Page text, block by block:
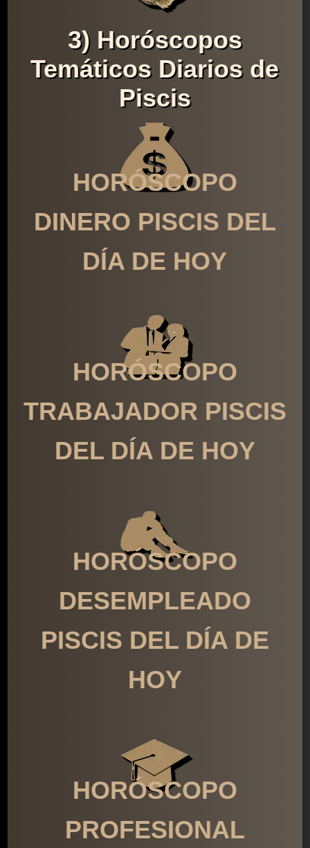
3) Horóscopos
Temáticos Diarios de
Piscis
HORÓSCOPO
DINERO PISCIS DEL
DÍA DE HOY
HORÓSCOPO
TRABAJADOR PISCIS
DEL DÍA DE HOY
HORÓSCOPO
DESEMPLEADO
PISCIS DEL DÍA DE
HOY
HORÓSCOPO
PROFESIONAL